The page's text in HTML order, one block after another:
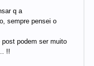
q a
sempre pensei o
podem ser muito
!!